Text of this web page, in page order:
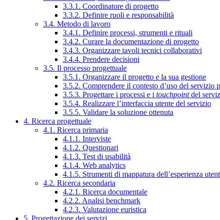
3.3.1. Coordinatore di progetto
3.3.2. Definire ruoli e responsabilità
3.4. Metodo di lavoro
3.4.1. Definire processi, strumenti e rituali
3.4.2. Curare la documentazione di progetto
3.4.3. Organizzare tavoli tecnici collaborativi
3.4.4. Prendere decisioni
3.5. Il processo progettuale
3.5.1. Organizzare il progetto e la sua gestione
3.5.2. Comprendere il contesto d’uso del servizio
3.5.3. Progettare i processi e i touchpointdel
3.5.4. Realizzare l’interfaccia utente del servizio
3.5.5. Validare la soluzione ottenuta
4. Ricerca progettuale
4.1. Ricerca primaria
4.1.1. Interviste
4.1.2. Questionari
4.1.3. Test di usabilità
4.1.4. Web analytics
4.1.5. Strumenti di mappatura dell’esperienza
4.2. Ricerca secondaria
4.2.1. Ricerca documentale
4.2.2. Analisi benchmark
4.2.3. Valutazione euristica
5. Progettazione dei servizi